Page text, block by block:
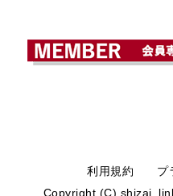
利用規約
プ
Copyright (C)